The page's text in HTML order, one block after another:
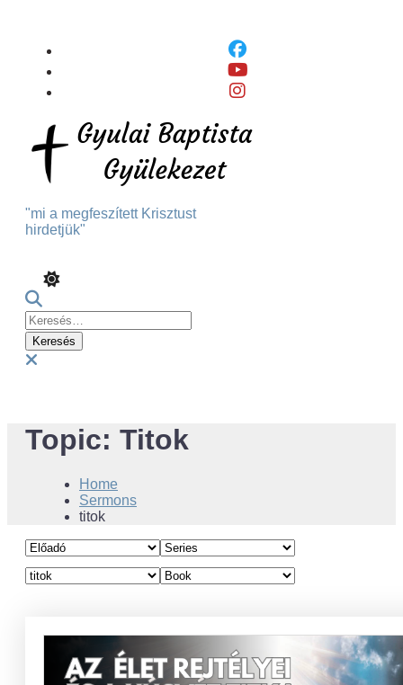
Content
"mi a megfeszített Krisztust
hirdetjük"
Keresés:
Topic: Titok
Home
Sermons
titok